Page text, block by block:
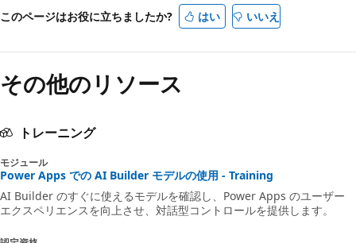
モ
ド
が
無
このページはお役に立ちましたか? はい いいえ
その他のリソース
トレーニング
モジュール
Power Apps での AI Builder モデルの使用 - Training
AI Builder のすぐに使えるモデルを確認し、Power Apps のユーザー
エクスペリエンスを向上させ、対話型コントロールを提供します。